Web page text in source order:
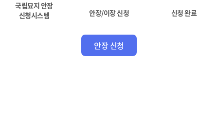
국립묘지 안장
신청시스템
안장/이장 신청 신청 완료
안장 신청